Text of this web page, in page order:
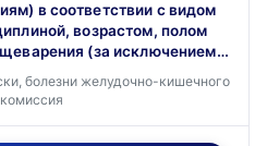
в соответствии с видом
возрастом, полом
(за исключением
болезни желудочно-кишечного